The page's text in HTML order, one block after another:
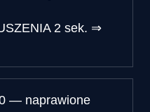
2 sek. ⇒
— naprawione